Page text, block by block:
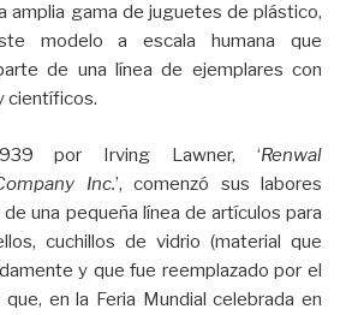
amplia gama de juguetes de plástico,
modelo a escala humana que
de una línea de ejemplares con
científicos.
por Irving Lawner, ‘Renwal
Inc.’, comenzó sus labores
una pequeña línea de artículos para
cuchillos de vidrio (material que
y que fue reemplazado por el
en la Feria Mundial celebrada en